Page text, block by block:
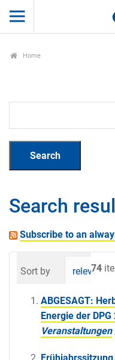
Home
Search
Subscribe to an
74
Sort by relevance
ABGESAGT:
Energie der DPG
Veranstaltungen